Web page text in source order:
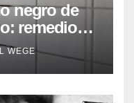
negro de
remedios
WEGE